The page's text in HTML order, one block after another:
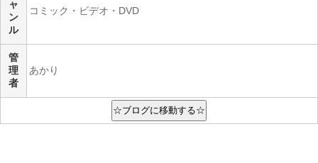
ャ
ン
ル
コミック・ビデオ・DVD
管
理
者
あかり